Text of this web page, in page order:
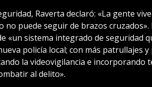
Raverta declaró: «La gente
no puede seguir de brazos
«un sistema integrado de seguridad
policía local; con más patrullajes
la videovigilancia e incorporando
al delito».